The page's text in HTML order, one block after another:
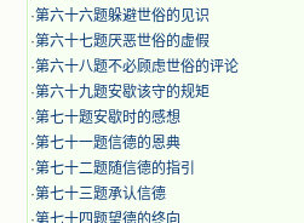
·第六十六题躲避世俗的见识
·第六十七题厌恶世俗的虚假
·第六十八题不必顾虑世俗的评论
·第六十九题安歇该守的规矩
·第七十题安歇时的感想
·第七十一题信德的恩典
·第七十二题随信德的指引
·第七十三题承认信德
·第七十四题望德的终向